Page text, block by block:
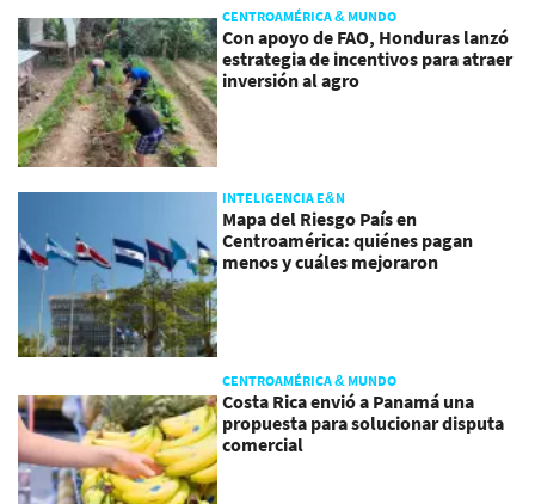
CENTROAMÉRICA & MUNDO
Con apoyo de FAO, Honduras lanzó
estrategia de incentivos para atraer
inversión al agro
INTELIGENCIA E&N
Mapa del Riesgo País en
Centroamérica: quiénes pagan
menos y cuáles mejoraron
CENTROAMÉRICA & MUNDO
Costa Rica envió a Panamá una
propuesta para solucionar disputa
comercial